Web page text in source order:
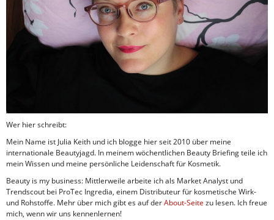
Wer hier schreibt:
Mein Name ist Julia Keith und ich blogge hier seit 2010 über meine
internationale Beautyjagd. In meinem wöchentlichen Beauty Briefing teile ich
mein Wissen und meine persönliche Leidenschaft für Kosmetik.
Beauty is my business: Mittlerweile arbeite ich als Market Analyst und
Trendscout bei ProTec Ingredia, einem Distributeur für kosmetische Wirk-
und Rohstoffe. Mehr über mich gibt es auf derAbout-Seite zu lesen. Ich freue
mich, wenn wir uns kennenlernen!